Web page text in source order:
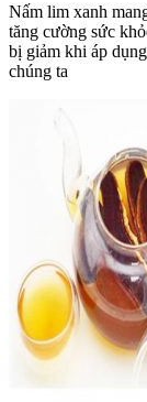
Nấm lim xanh
tăng cường sức
bị giảm khi áp
chúng ta